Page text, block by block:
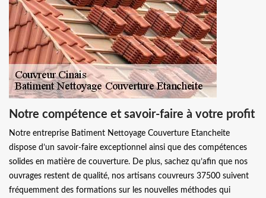
Notre compétence et savoir-faire à votre profit
Notre entreprise Batiment Nettoyage Couverture Etancheite
dispose d’un savoir-faire exceptionnel ainsi que des compétences
solides en matière de couverture. De plus, sachez qu’afin que nos
ouvrages restent de qualité, nos artisans couvreurs 37500 suivent
fréquemment des formations sur les nouvelles méthodes qui